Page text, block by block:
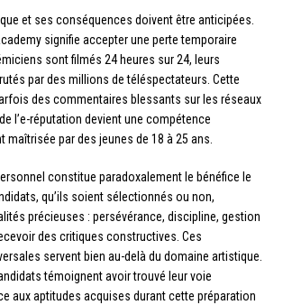
et ses conséquences doivent être anticipées.
signifie accepter une perte temporaire
sont filmés 24 heures sur 24, leurs
par des millions de téléspectateurs. Cette
des commentaires blessants sur les réseaux
l’e-réputation devient une compétence
maîtrisée par des jeunes de 18 à 25 ans.
constitue paradoxalement le bénéfice le
qu’ils soient sélectionnés ou non,
précieuses : persévérance, discipline, gestion
des critiques constructives. Ces
servent bien au-delà du domaine artistique.
témoignent avoir trouvé leur voie
aux aptitudes acquises durant cette préparation